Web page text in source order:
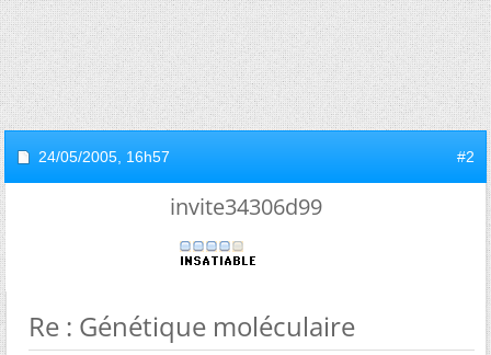
24/05/2005, 16h57 #2
invite34306d99
Re : Génétique moléculaire